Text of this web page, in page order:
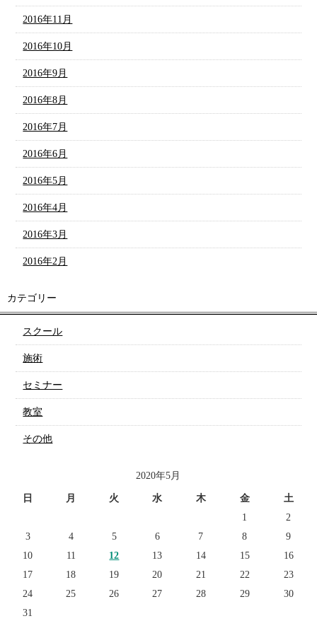
2016年11月
2016年10月
2016年9月
2016年8月
2016年7月
2016年6月
2016年5月
2016年4月
2016年3月
2016年2月
カテゴリー
スクール
施術
セミナー
教室
その他
2020年5月
日 月 火 水 木 金
土
1
2
3
4 5 6 7 8
9
10
11 12 13 14 15
16
17
18 19 20 21 22
23
24
25 26 27 28 29
30
31